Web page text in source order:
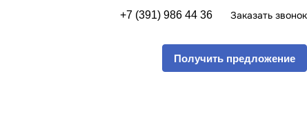
+7 (391) 986 44 36 Заказать звонок
Получить предложение